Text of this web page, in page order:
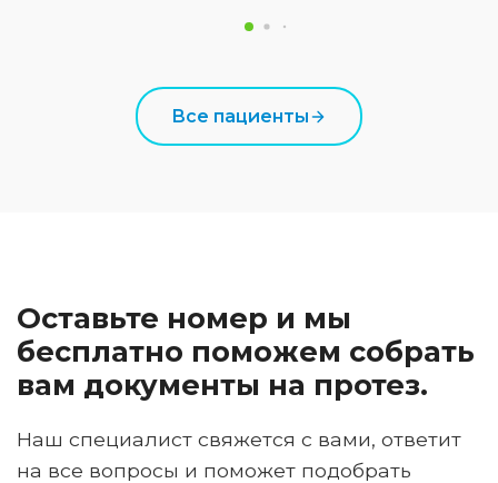
Все пациенты
Оставьте номер и мы
бесплатно поможем собрать
вам документы на протез.
Наш специалист свяжется с вами, ответит
на все вопросы и поможет подобрать